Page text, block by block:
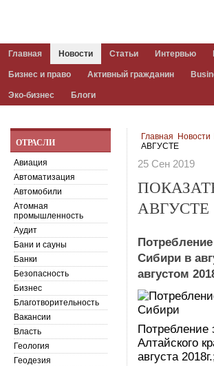
Главная Новости Статьи Интервью
Бизнес и право Активный гражданин
Эко-бизнес Блоги
Главная Новости
АВГУСТЕ
25 Сен 2019
АВГУСТЕ
Сибири в
августом
Потребление
Алтайского
августа
ОТРАСЛИ
Авиация
Автоматизация
Автомобили
Атомная
промышленность
Аудит
Бани и сауны
Банки
Безопасность
Бизнес
Благотворительность
Вакансии
Власть
Геология
Геодезия